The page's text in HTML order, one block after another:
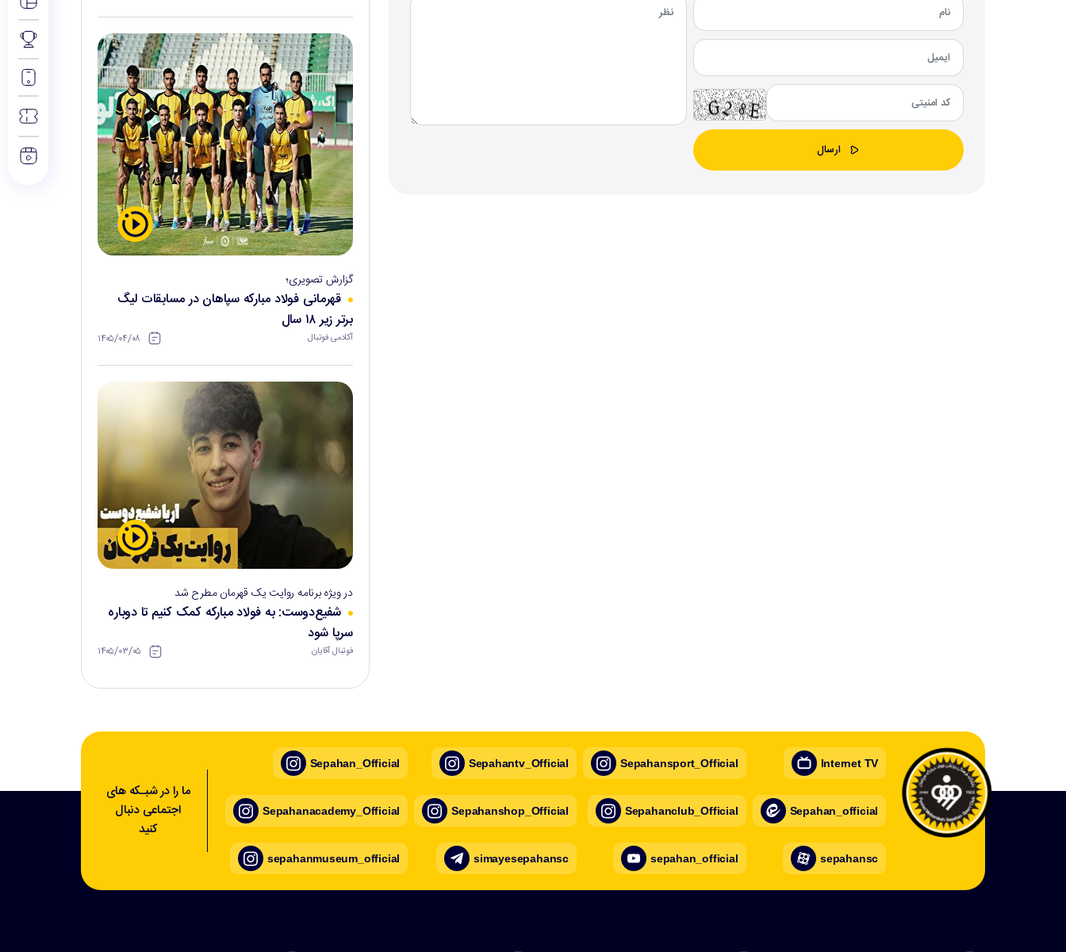
گزارش تصویری؛
قهرمانی فولاد مبارکه سپاهان در مسابقات لیگ
برتر زیر ۱۸ سال
آکادمی فوتبال ۱۴۰۵/۰۴/۰۸
در ویژه برنامه روایت یک قهرمان مطرح شد
شفیع‌دوست: به فولاد مبارکه کمک کنیم تا دوباره
سرپا شود
فوتبال آقایان ۱۴۰۵/۰۳/۰۵
ما را در شبـکه های
اجتماعی دنبال
کنید
Sepahan_Official
Sepahanacademy_Official
sepahanmuseum_official
Sepahantv_Official
Sepahanshop_Official
simayesepahansc
Sepahansport_Official
Sepahanclub_Official
sepahan_official
Internet TV
Sepahan_official
sepahansc